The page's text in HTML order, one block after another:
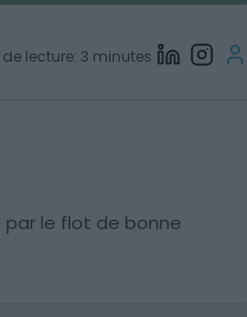
lecture: 3 minutes
par le flot de bonne